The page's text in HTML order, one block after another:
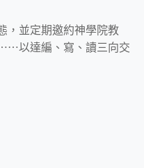
，並定期邀約神學院教
以達編、寫、讀三向交